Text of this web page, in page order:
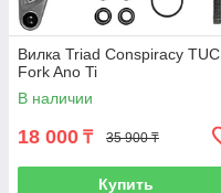
Вилка Triad Conspiracy TUC
Fork Ano Ti
В наличии
18 000 ₸ 35 900 ₸
Купить